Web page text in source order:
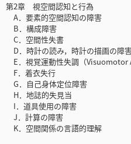
第2章 視空間認知と行為
A．要素的空間認知の障害
B．構成障害
C．空間性失書
D．時計の読み，時計の描画の障
E．視覚運動性失調（Visuomotor
F．着衣失行
G．自己身体定位障害
H．地誌的失見当
I．道具使用の障害
J．計算の障害
K．空間関係の言語的理解